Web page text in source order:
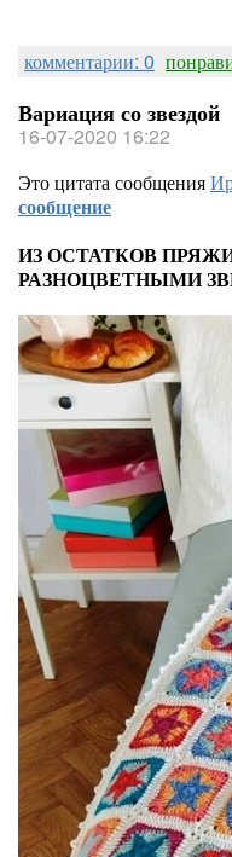
комментарии: 0
Вариация со звездой
16-07-2020 16:22
Это цитата сообщения
сообщение
ИЗ ОСТАТКОВ
РАЗНОЦВЕТНЫМИ